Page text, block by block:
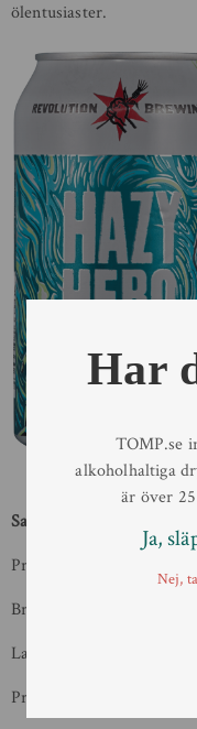
ölentusiaster.
Sammanfattning:
Produkt: Hazy Hero DIPA
Bryggeri: Revolution
Lanseringsdatum: 25
Pris: 29,90 kr (för en 355
Har
TOMP.se
alkoholhaltiga
är över
Ja,
Nej,